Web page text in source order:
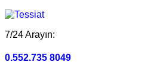
7/24 Arayın:
0.552.735 8049